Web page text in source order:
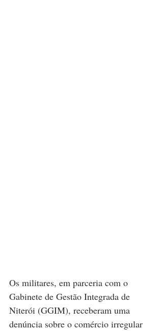
Os militares, em parceria com o
Gabinete de Gestão Integrada de
Niterói (GGIM), receberam uma
denúncia sobre o comércio irregular